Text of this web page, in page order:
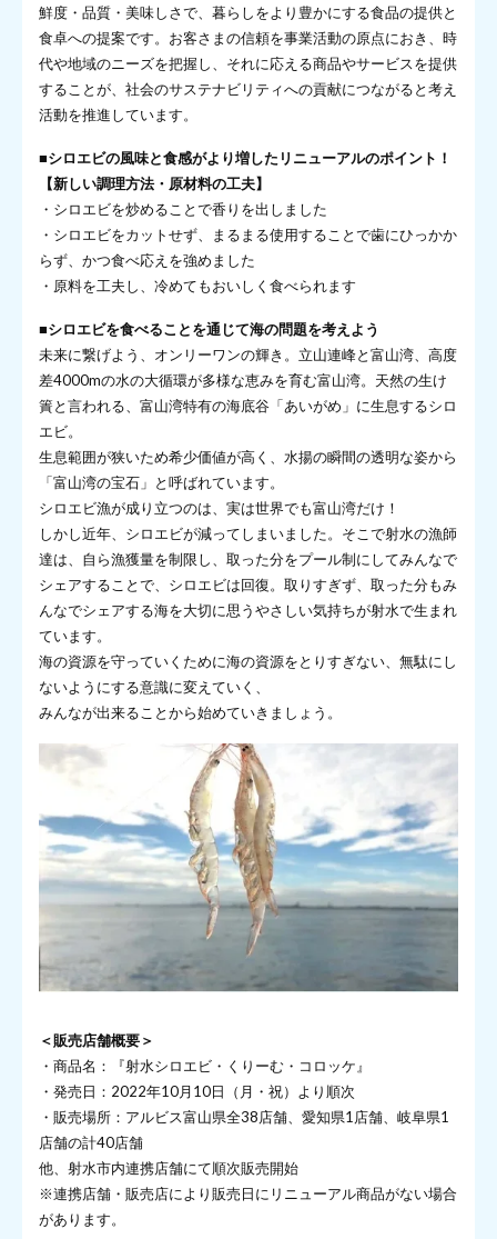
鮮度・品質・美味しさで、暮らしをより豊かにする食品の提供と
食卓への提案です。お客さまの信頼を事業活動の原点におき、時
代や地域のニーズを把握し、それに応える商品やサービスを提供
することが、社会のサステナビリティへの貢献につながると考え
活動を推進しています。
■シロエビの風味と食感がより増したリニューアルのポイント！
【新しい調理方法・原材料の工夫】
・シロエビを炒めることで香りを出しました
・シロエビをカットせず、まるまる使用することで歯にひっかか
らず、かつ食べ応えを強めました
・原料を工夫し、冷めてもおいしく食べられます
■シロエビを食べることを通じて海の問題を考えよう
未来に繋げよう、オンリーワンの輝き。立山連峰と富山湾、高度
差4000mの水の大循環が多様な恵みを育む富山湾。天然の生け
簀と言われる、富山湾特有の海底谷「あいがめ」に生息するシロ
エビ。
生息範囲が狭いため希少価値が高く、水揚の瞬間の透明な姿から
「富山湾の宝石」と呼ばれています。
シロエビ漁が成り立つのは、実は世界でも富山湾だけ！
しかし近年、シロエビが減ってしまいました。そこで射水の漁師
達は、自ら漁獲量を制限し、取った分をプール制にしてみんなで
シェアすることで、シロエビは回復。取りすぎず、取った分もみ
んなでシェアする海を大切に思うやさしい気持ちが射水で生まれ
ています。
海の資源を守っていくために海の資源をとりすぎない、無駄にし
ないようにする意識に変えていく、
みんなが出来ることから始めていきましょう。
＜販売店舗概要＞
・商品名：『射水シロエビ・くりーむ・コロッケ』
・発売日：2022年10月10日（月・祝）より順次
・販売場所：アルビス富山県全38店舗、愛知県1店舗、岐阜県1
店舗の計40店舗
他、射水市内連携店舗にて順次販売開始
※連携店舗・販売店により販売日にリニューアル商品がない場合
があります。